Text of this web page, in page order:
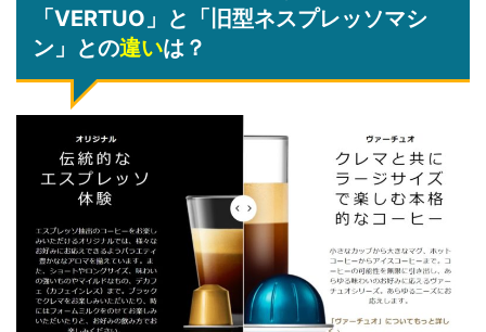
「VERTUO」と「旧型ネスプレッソマシ
ン」との違いは？